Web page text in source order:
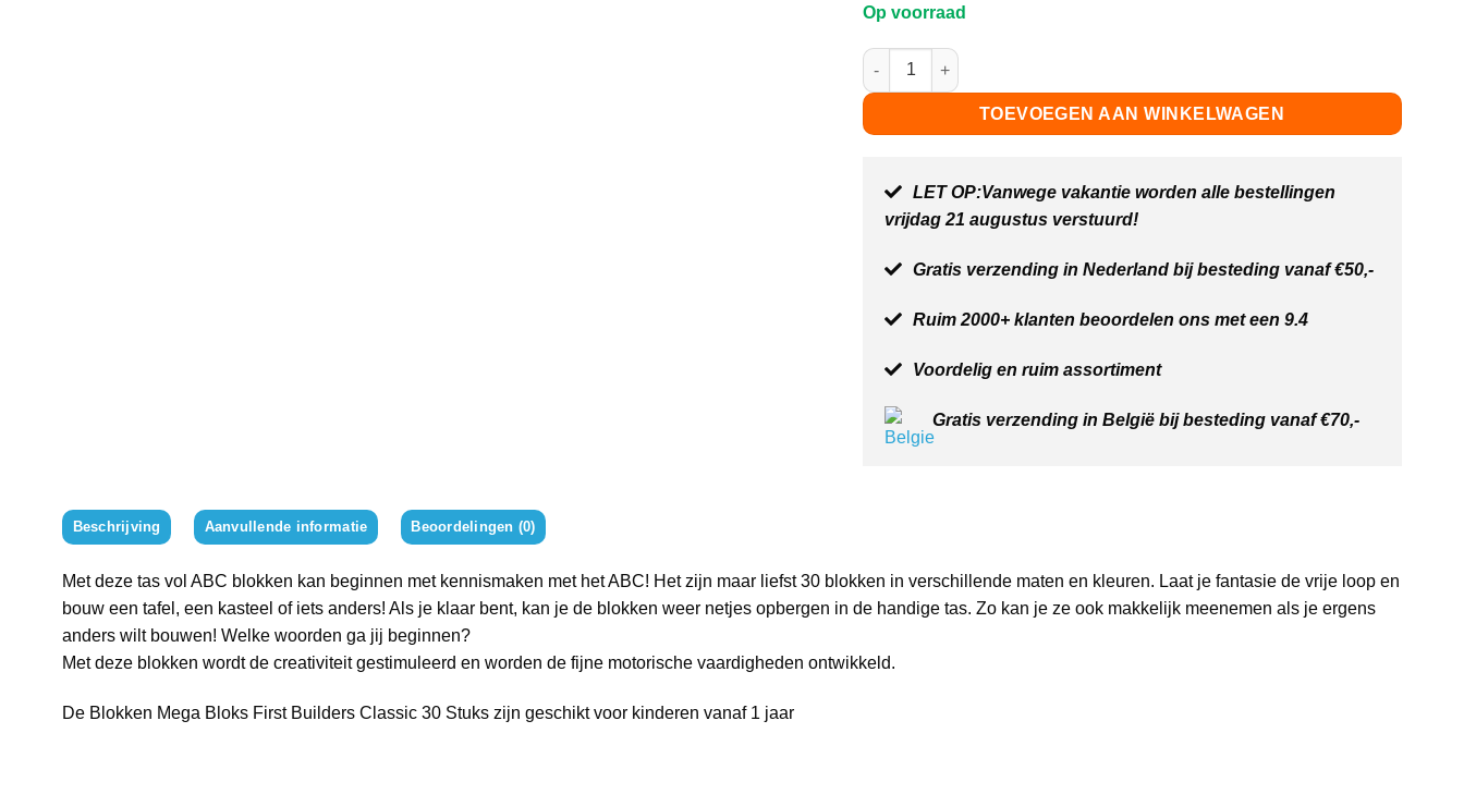
Op voorraad
Mega Bloks ABC First Builders Blokkentas 30 stuks aantal
TOEVOEGEN AAN WINKELWAGEN
LET OP:Vanwege vakantie worden alle bestellingen
vrijdag 21 augustus verstuurd!
Gratis verzending in Nederland bij besteding vanaf €50,-
Ruim 2000+ klanten beoordelen ons met een 9.4
Voordelig en ruim assortiment
Gratis verzending in België bij besteding vanaf €70,-
Beschrijving Aanvullende informatie Beoordelingen (0)
Met deze tas vol ABC blokken kan beginnen met kennismaken met het ABC! Het zijn maar liefst 30 blokken in verschillende maten en kleuren. Laat je fantasie de vrije loop en
bouw een tafel, een kasteel of iets anders! Als je klaar bent, kan je de blokken weer netjes opbergen in de handige tas. Zo kan je ze ook makkelijk meenemen als je ergens
anders wilt bouwen! Welke woorden ga jij beginnen?
Met deze blokken wordt de creativiteit gestimuleerd en worden de fijne motorische vaardigheden ontwikkeld.
De Blokken Mega Bloks First Builders Classic 30 Stuks zijn geschikt voor kinderen vanaf 1 jaar